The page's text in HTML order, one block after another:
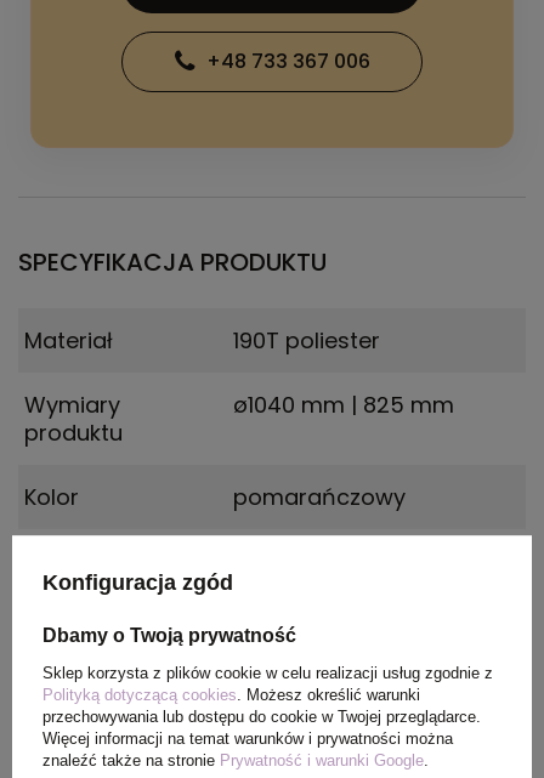
+48 733 367 006
SPECYFIKACJA PRODUKTU
Materiał 190T poliester
Wymiary
produktu
ø1040 mm | 825 mm
Kolor pomarańczowy
Wymiary
kartonu
zewnętrznego
(m)
0.96x0.18x0.34
Konfiguracja zgód
Dbamy o Twoją prywatność
Sklep korzysta z plików cookie w celu realizacji usług zgodnie z
Polityką dotyczącą cookies. Możesz określić warunki
przechowywania lub dostępu do cookie w Twojej przeglądarce.
Więcej informacji na temat warunków i prywatności można
znaleźć także na stronie Prywatność i warunki Google.